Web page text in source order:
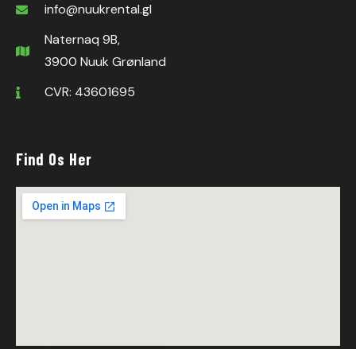
info@nuukrental.gl
Naternaq 9B,
3900 Nuuk Grønland
CVR: 43601695
Find Os Her